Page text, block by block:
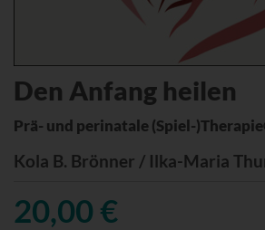
Den Anfang heilen
Prä- und perinatale (Spiel-
Kola B. Brönner / Ilka-Maria
20,00 €